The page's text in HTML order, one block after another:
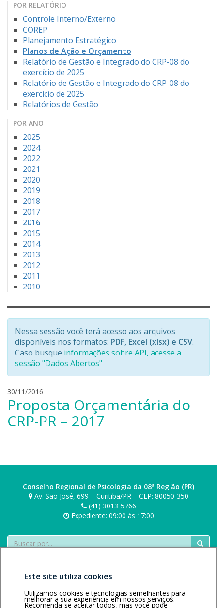
POR RELATÓRIO
Controle Interno/Externo
COREP
Planejamento Estratégico
Planos de Ação e Orçamento
Relatório de Gestão e Integrado do CRP-08 do
exercício de 2025
Relatório de Gestão e Integrado do CRP-08 do
exercício de 2025
Relatórios de Gestão
POR ANO
2025
2024
2022
2021
2020
2019
2018
2017
2016
2015
2014
2013
2012
2011
2010
Nessa sessão você terá acesso aos arquivos
disponíveis nos formatos: PDF, Excel (xlsx) e CSV.
Caso busque informações sobre API, acesse a
sessão "Dados Abertos"
30/11/2016
e
a
n
b
n
i
k
i
Proposta Orçamentária do
CRP-PR – 2017
Conselho Regional de Psicologia da 08ª Região (PR)
Av. São José, 699 – Curitiba/PR – CEP: 80050-350
(41) 3013-5766
Expediente: 09:00 às 17:00
Buscar
Este site utiliza cookies
Utilizamos cookies e tecnologias semelhantes para
melhorar a sua experiência em nossos serviços.
Recomenda-se aceitar todos, mas você pode